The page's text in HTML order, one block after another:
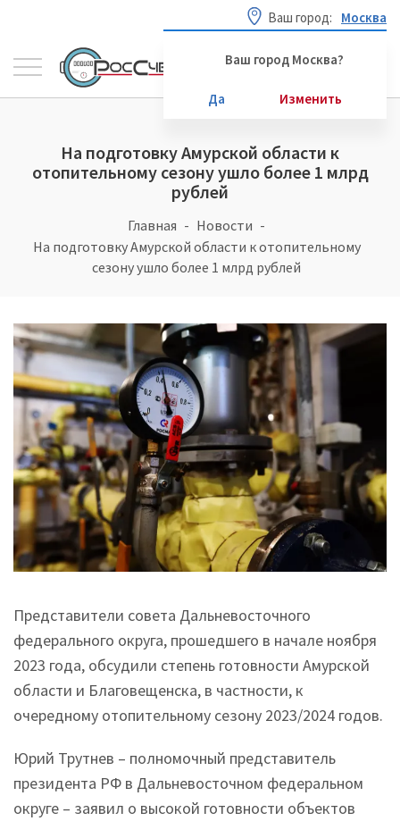
Ваш город: Москва
Ваш город Москва?
Да Изменить
На подготовку Амурской области к
отопительному сезону ушло более 1 млрд
рублей
Главная
Новости
На подготовку Амурской области к отопительному
сезону ушло более 1 млрд рублей
Представители совета Дальневосточного
федерального округа, прошедшего в начале ноября
2023 года, обсудили степень готовности Амурской
области и Благовещенска, в частности, к
очередному отопительному сезону 2023/2024 годов.
Юрий Трутнев – полномочный представитель
президента РФ в Дальневосточном федеральном
округе – заявил о высокой готовности объектов